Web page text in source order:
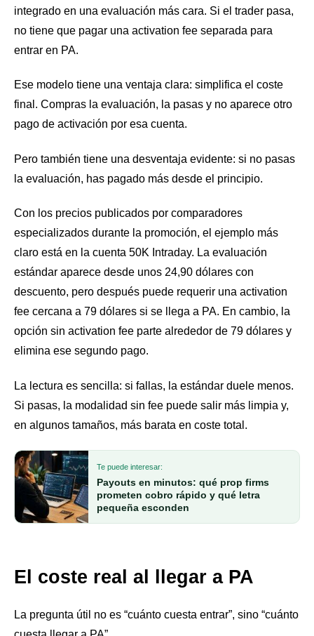
integrado en una evaluación más cara. Si el trader pasa,
no tiene que pagar una activation fee separada para
entrar en PA.
Ese modelo tiene una ventaja clara: simplifica el coste
final. Compras la evaluación, la pasas y no aparece otro
pago de activación por esa cuenta.
Pero también tiene una desventaja evidente: si no pasas
la evaluación, has pagado más desde el principio.
Con los precios publicados por comparadores
especializados durante la promoción, el ejemplo más
claro está en la cuenta 50K Intraday. La evaluación
estándar aparece desde unos 24,90 dólares con
descuento, pero después puede requerir una activation
fee cercana a 79 dólares si se llega a PA. En cambio, la
opción sin activation fee parte alrededor de 79 dólares y
elimina ese segundo pago.
La lectura es sencilla: si fallas, la estándar duele menos.
Si pasas, la modalidad sin fee puede salir más limpia y,
en algunos tamaños, más barata en coste total.
Te puede interesar:
Payouts en minutos: qué prop firms
prometen cobro rápido y qué letra
pequeña esconden
El coste real al llegar a PA
La pregunta útil no es “cuánto cuesta entrar”, sino “cuánto